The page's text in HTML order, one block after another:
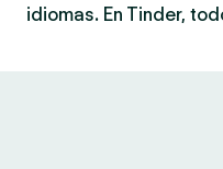
idiomas. En Tinder,